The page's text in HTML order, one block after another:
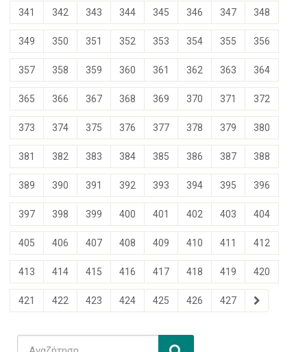
341 342 343 344 345 346 347 348
349 350 351 352 353 354 355 356
357 358 359 360 361 362 363 364
365 366 367 368 369 370 371 372
373 374 375 376 377 378 379 380
381 382 383 384 385 386 387 388
389 390 391 392 393 394 395 396
397 398 399 400 401 402 403 404
405 406 407 408 409 410 411 412
413 414 415 416 417 418 419 420
421 422 423 424 425 426 427